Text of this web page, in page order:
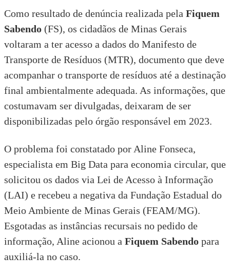
Como resultado de denúncia realizada pela Fiquem
Sabendo (FS), os cidadãos de Minas Gerais
voltaram a ter acesso a dados do Manifesto de
Transporte de Resíduos (MTR), documento que deve
acompanhar o transporte de resíduos até a destinação
final ambientalmente adequada. As informações, que
costumavam ser divulgadas, deixaram de ser
disponibilizadas pelo órgão responsável em 2023.
O problema foi constatado por Aline Fonseca,
especialista em Big Data para economia circular, que
solicitou os dados via Lei de Acesso à Informação
(LAI) e recebeu a negativa da Fundação Estadual do
Meio Ambiente de Minas Gerais (FEAM/MG).
Esgotadas as instâncias recursais no pedido de
informação, Aline acionou a Fiquem Sabendo para
auxiliá-la no caso.